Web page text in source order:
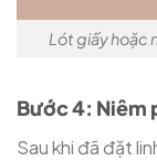
Lót giấy hoặc
Bước 4: Niêm
Sau khi đã đặt